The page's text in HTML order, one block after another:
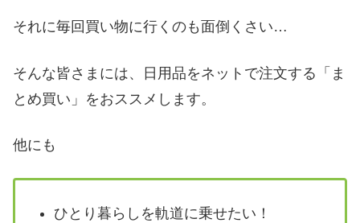
それに毎回買い物に行くのも面倒くさい…
そんな皆さまには、日用品をネットで注文する「ま
とめ買い」をおススメします。
他にも
ひとり暮らしを軌道に乗せたい！